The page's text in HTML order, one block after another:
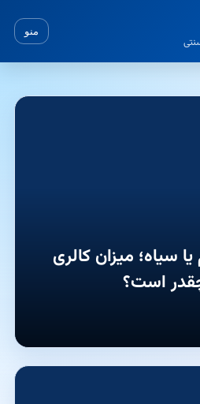
منو
سیاه؛ میزان کالری
است؟